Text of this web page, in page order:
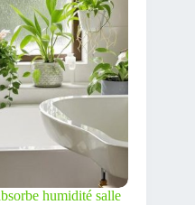
humidité salle